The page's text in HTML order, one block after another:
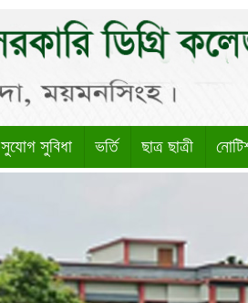
সুযোগ সুবিধা ভর্তি ছাত্র ছাত্রী